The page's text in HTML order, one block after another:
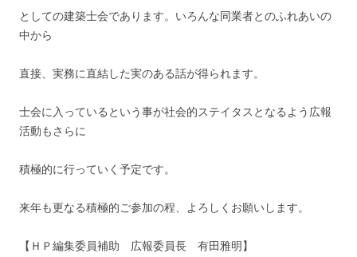
としての建築士会であります。いろんな同業者とのふれあいの
中から
直接、実務に直結した実のある話が得られます。
士会に入っているという事が社会的ステイタスとなるよう広報
活動もさらに
積極的に行っていく予定です。
来年も更なる積極的ご参加の程、よろしくお願いします。
【ＨＰ編集委員補助 広報委員長 有田雅明】